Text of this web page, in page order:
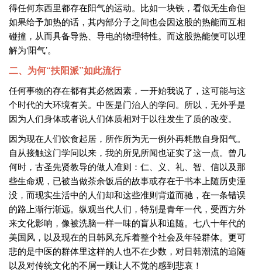
得任何东西里都存在阳气的运动。比如一块铁，看似无生命但
如果给予加热的话，其内部分子之间也会因这股的热能而互相
碰撞，从而具备导热、导电的物理特性。而这股热能便可以理
解为‘阳气’。
二、为何“扶阳派”如此流行
任何事物的存在都有其必然因素，一开始我说了，这可能与这
个时代的大环境有关。中医是门治人的学问。所以，无外乎是
因为人们身体或者说人们体质相对于以往发生了质的改变。
因为现在人们饮食起居，所作所为无一例外再耗散自身阳气。
自从接触这门学问以来，我的所见所闻也证实了这一点。曾几
何时，古圣先贤教导的做人准则：仁、义、礼、智、信以及那
些生命观，已被当做茶余饭后的故事或存在于书本上随历史湮
没，而现实生活中的人们却和这些准则背道而驰，在一条错误
的路上渐行渐远。纵观当代人们，特别是青年一代，受西方外
来文化影响，像被洗脑一样一味的盲从和追随。七八十年代的
美国风，以及现在的日韩风充斥着整个社会及年轻群体。更可
悲的是中医的群体里这样的人也不在少数，对日韩潮流的追随
以及对传统文化的不屑一顾让人不觉的感到悲哀！